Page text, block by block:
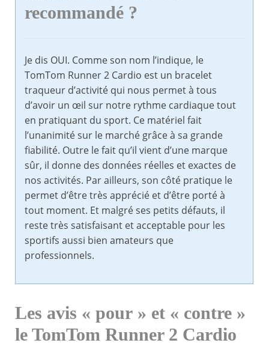
recommandé ?
Je dis OUI. Comme son nom l’indique, le
TomTom Runner 2 Cardio est un bracelet
traqueur d’activité qui nous permet à tous
d’avoir un œil sur notre rythme cardiaque tout
en pratiquant du sport. Ce matériel fait
l’unanimité sur le marché grâce à sa grande
fiabilité. Outre le fait qu’il vient d’une marque
sûr, il donne des données réelles et exactes de
nos activités. Par ailleurs, son côté pratique le
permet d’être très apprécié et d’être porté à
tout moment. Et malgré ses petits défauts, il
reste très satisfaisant et acceptable pour les
sportifs aussi bien amateurs que
professionnels.
Les avis « pour » et « contre »
le TomTom Runner 2 Cardio